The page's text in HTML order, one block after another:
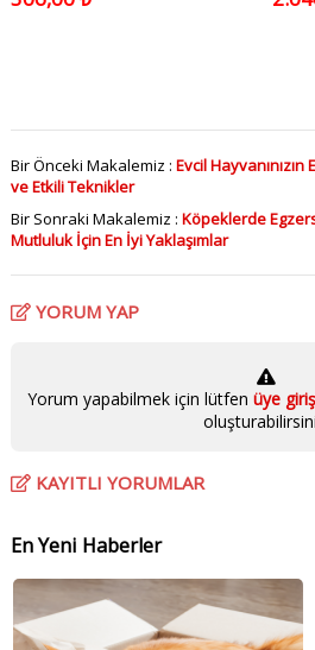
Bir Önceki Makalemiz : Evcil
ve Etkili Teknikler
Bir Sonraki Makalemiz : Köpeklerde
Mutluluk İçin En İyi Yaklaşımlar
YORUM YAP
Yorum yapabilmek için lütfenüye
KAYITLI YORUMLAR
En Yeni Haberler